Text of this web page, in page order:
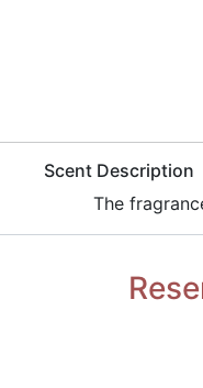
​Scent Description
The